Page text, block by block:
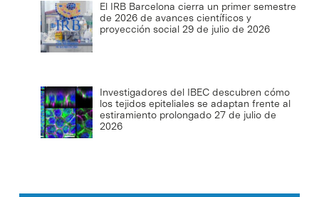
El IRB Barcelona cierra un primer semestre
de 2026 de avances científicos y
proyección social 29 de julio de 2026
Investigadores del IBEC descubren cómo
los tejidos epiteliales se adaptan frente al
estiramiento prolongado 27 de julio de
2026